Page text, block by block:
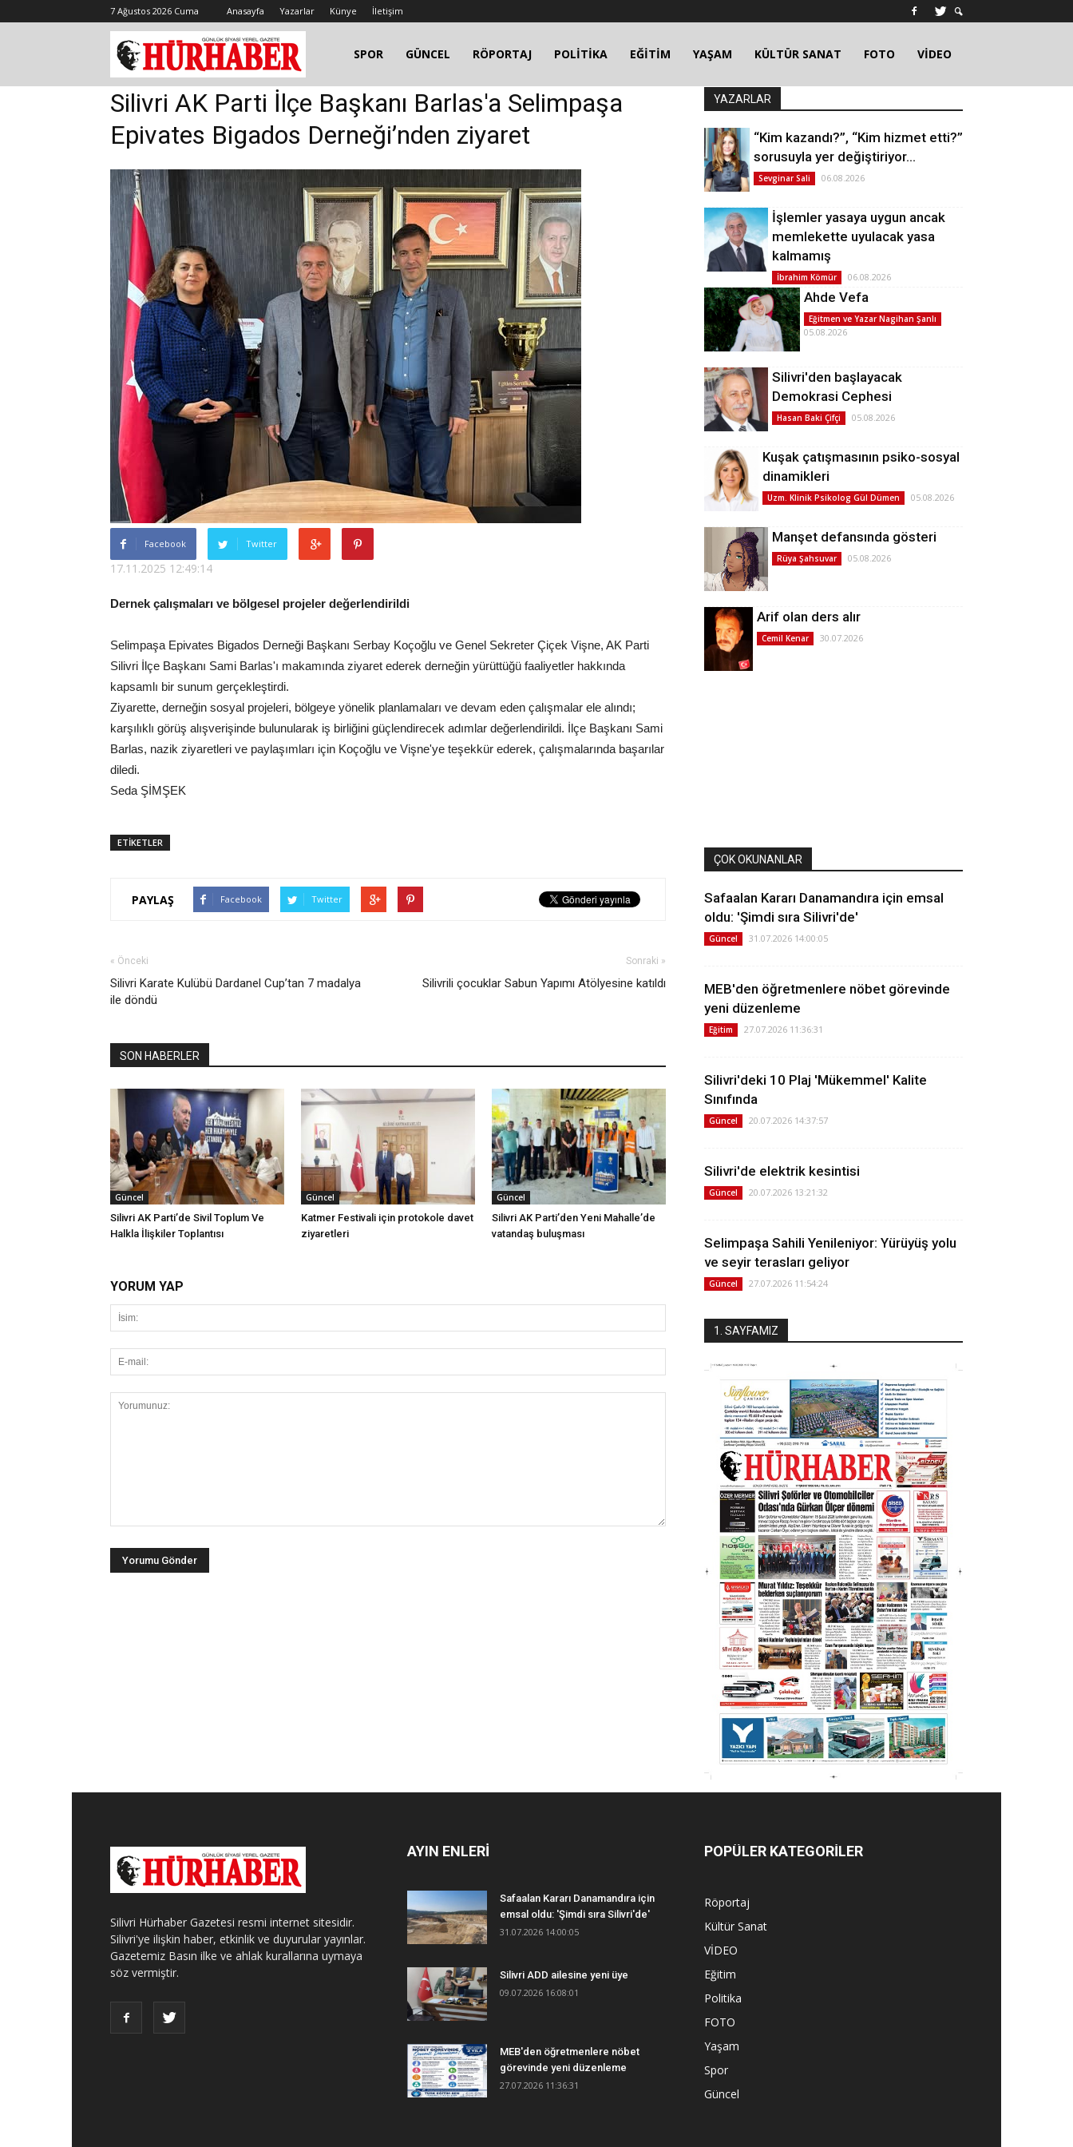
7 Ağustos 2026 Cuma Anasayfa Yazarlar Künye İletişim
SPOR GÜNCEL RÖPORTAJ POLİTİKA EĞİTİM YAŞAM KÜLTÜR SANAT FOTO VİDEO
Silivri AK Parti İlçe Başkanı Barlas'a Selimpaşa
Epivates Bigados Derneği’nden ziyaret
Facebook Twitter
17.11.2025 12:49:14
Dernek çalışmaları ve bölgesel projeler değerlendirildi
Selimpaşa Epivates Bigados Derneği Başkanı Serbay Koçoğlu ve Genel Sekreter Çiçek Vişne, AK Parti
Silivri İlçe Başkanı Sami Barlas'ı makamında ziyaret ederek derneğin yürüttüğü faaliyetler hakkında
kapsamlı bir sunum gerçekleştirdi.
Ziyarette, derneğin sosyal projeleri, bölgeye yönelik planlamaları ve devam eden çalışmalar ele alındı;
karşılıklı görüş alışverişinde bulunularak iş birliğini güçlendirecek adımlar değerlendirildi. İlçe Başkanı Sami
Barlas, nazik ziyaretleri ve paylaşımları için Koçoğlu ve Vişne'ye teşekkür ederek, çalışmalarında başarılar
diledi.
Seda ŞİMŞEK
ETİKETLER
PAYLAŞ Facebook Twitter
« Önceki
Silivri Karate Kulübü Dardanel Cup’tan 7 madalya
ile döndü
Sonraki »
Silivrili çocuklar Sabun Yapımı Atölyesine katıldı
SON HABERLER
Güncel
Silivri AK Parti’de Sivil Toplum Ve
Halkla İlişkiler Toplantısı
Güncel
Katmer Festivali için protokole davet
ziyaretleri
Güncel
Silivri AK Parti’den Yeni Mahalle’de
vatandaş buluşması
YORUM YAP
YAZARLAR
“Kim kazandı?”, “Kim hizmet etti?”
sorusuyla yer değiştiriyor…
Sevginar Sali 06.08.2026
İşlemler yasaya uygun ancak
memlekette uyulacak yasa
kalmamış
İbrahim Kömür 06.08.2026
Ahde Vefa
Eğitmen ve Yazar Nagihan Şanlı
05.08.2026
Silivri'den başlayacak
Demokrasi Cephesi
Hasan Baki Çifçi 05.08.2026
Kuşak çatışmasının psiko-sosyal
dinamikleri
Uzm. Klinik Psikolog Gül Dümen 05.08.2026
Manşet defansında gösteri
Rüya Şahsuvar 05.08.2026
Arif olan ders alır
Cemil Kenar 30.07.2026
ÇOK OKUNANLAR
Safaalan Kararı Danamandıra için emsal
oldu: 'Şimdi sıra Silivri'de'
Güncel 31.07.2026 14:00:05
MEB'den öğretmenlere nöbet görevinde
yeni düzenleme
Eğitim 27.07.2026 11:36:31
Silivri'deki 10 Plaj 'Mükemmel' Kalite
Sınıfında
Güncel 20.07.2026 14:37:57
Silivri'de elektrik kesintisi
Güncel 20.07.2026 13:21:32
Selimpaşa Sahili Yenileniyor: Yürüyüş yolu
ve seyir terasları geliyor
Güncel 27.07.2026 11:54:24
1. SAYFAMIZ
Silivri Hürhaber Gazetesi resmi internet sitesidir.
Silivri'ye ilişkin haber, etkinlik ve duyurular yayınlar.
Gazetemiz Basın ilke ve ahlak kurallarına uymaya
söz vermiştir.
AYIN ENLERİ
Safaalan Kararı Danamandıra için
emsal oldu: 'Şimdi sıra Silivri'de'
31.07.2026 14:00:05
Silivri ADD ailesine yeni üye
09.07.2026 16:08:01
MEB'den öğretmenlere nöbet
görevinde yeni düzenleme
27.07.2026 11:36:31
POPÜLER KATEGORİLER
Röportaj
Kültür Sanat
VİDEO
Eğitim
Politika
FOTO
Yaşam
Spor
Güncel